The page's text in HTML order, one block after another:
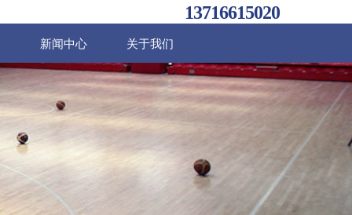
13716615020
新闻中心 关于我们